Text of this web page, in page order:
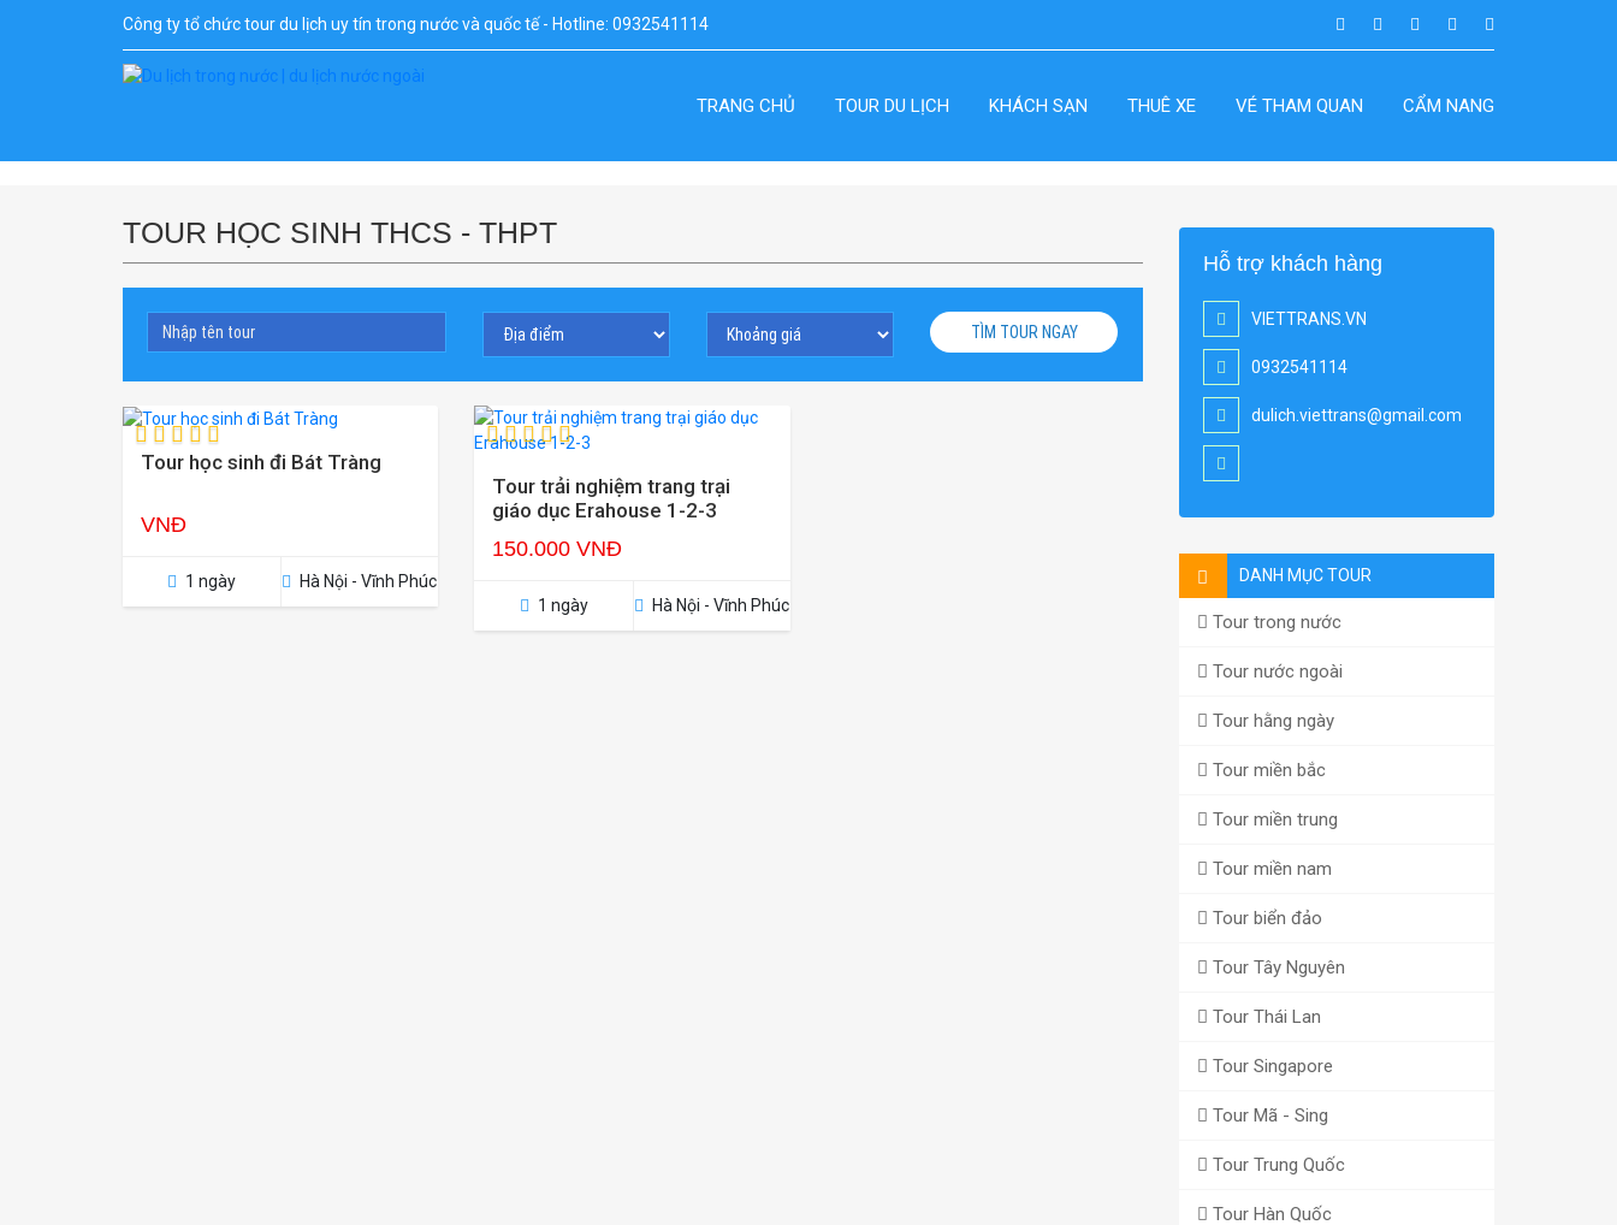
Công ty tổ chức tour du lịch uy tín trong nước và quốc tế - Hotline: 0932541114
TRANG CHỦ TOUR DU LỊCH KHÁCH SẠN THUÊ XE VÉ THAM QUAN CẨM NANG
TOUR HỌC SINH THCS - THPT
TÌM TOUR NGAY
Tour học sinh đi Bát Tràng
VNĐ
1 ngày Hà Nội - Vĩnh Phúc
Tour trải nghiệm trang trại
giáo dục Erahouse 1-2-3
150.000 VNĐ
1 ngày Hà Nội - Vĩnh Phúc
Hỗ trợ khách hàng
VIETTRANS.VN
0932541114
dulich.viettrans@gmail.com
DANH MỤC TOUR
Tour trong nước
Tour nước ngoài
Tour hằng ngày
Tour miền bắc
Tour miền trung
Tour miền nam
Tour biển đảo
Tour Tây Nguyên
Tour Thái Lan
Tour Singapore
Tour Mã - Sing
Tour Trung Quốc
Tour Hàn Quốc